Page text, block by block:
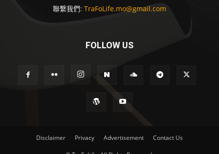
聯繫我們: TraFoLife.mo@gmail.com
FOLLOW US
Disclaimer Privacy Advertisement Contact Us